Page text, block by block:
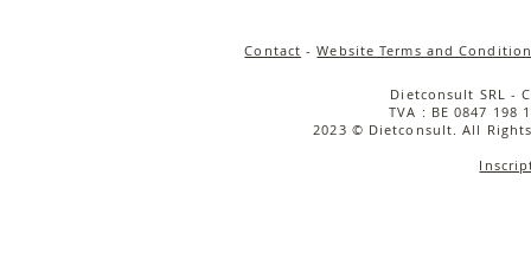
Salade
Contact -Website Terms and
Dietconsult SRL -
TVA : BE 0847 198
2023 © Dietconsult. All